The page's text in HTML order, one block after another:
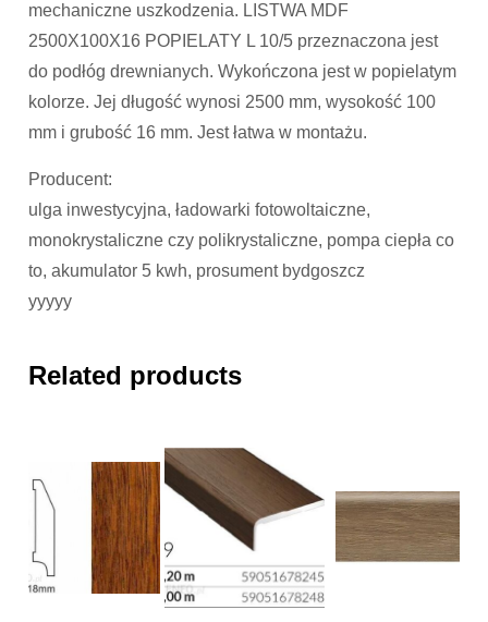
mechaniczne uszkodzenia. LISTWA MDF
2500X100X16 POPIELATY L 10/5 przeznaczona jest
do podłóg drewnianych. Wykończona jest w popielatym
kolorze. Jej długość wynosi 2500 mm, wysokość 100
mm i grubość 16 mm. Jest łatwa w montażu.
Producent:
ulga inwestycyjna, ładowarki fotowoltaiczne,
monokrystaliczne czy polikrystaliczne, pompa ciepła co
to, akumulator 5 kwh, prosument bydgoszcz
yyyyy
Related products